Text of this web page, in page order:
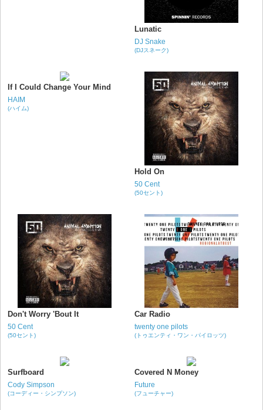
Lunatic
DJ Snake
(DJスネーク)
If I Could Change Your Mind
HAIM
(ハイム)
Hold On
50 Cent
(50セント)
Don't Worry 'Bout It
50 Cent
(50セント)
Car Radio
twenty one pilots
(トゥエンティ・ワン・パイロッツ)
Surfboard
Cody Simpson
(コーディー・シンプソン)
Covered N Money
Future
(フューチャー)